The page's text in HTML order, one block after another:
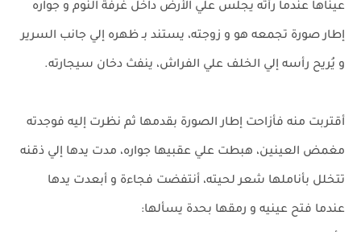
عيناها عندما رأته يجلس علي الأرض داخل غرفة النوم و جواره
إطار صورة تجمعه هو و زوجته، يستند بـ ظهره إلي جانب السرير
و يُريح رأسه إلي الخلف علي الفراش، ينفث دخان سيجارته.
أقتربت منه فأزاحت إطار الصورة بقدمها ثم نظرت إليه فوجدته
مغمض العينين، هبطت علي عقبيها جواره، مدت يدها إلي ذقنه
تتخلل بأناملها شعر لحيته، أنتفضت فجاءة و أبعدت يدها
عندما فتح عينيه و رمقها بحدة يسألها: